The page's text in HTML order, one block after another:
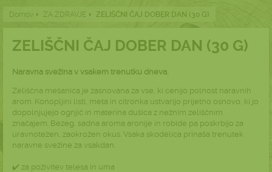
Domov ZA ZDRAVJE ZELIŠČNI ČAJ DOBER DAN (30 G)
ZELIŠČNI ČAJ DOBER DAN (30 G)
Naravna svežina v vsakem trenutku dneva.
Zeliščna mešanica je zasnovana za vse, ki cenijo polnost naravnih
arom. Konopljini listi, meta in citronka ustvarijo prijetno osnovo, ki jo
dopolnjujejo ognjič in materina dušica z nežnim zeliščnim
značajem. Bezeg, sadna aroma aronije in robide pa poskrbijo za
uravnotežen, zaokrožen okus. Vsaka skodelica prinaša trenutek
naravne svežine za vsakdan.
✔️ za poživitev telesa in uma